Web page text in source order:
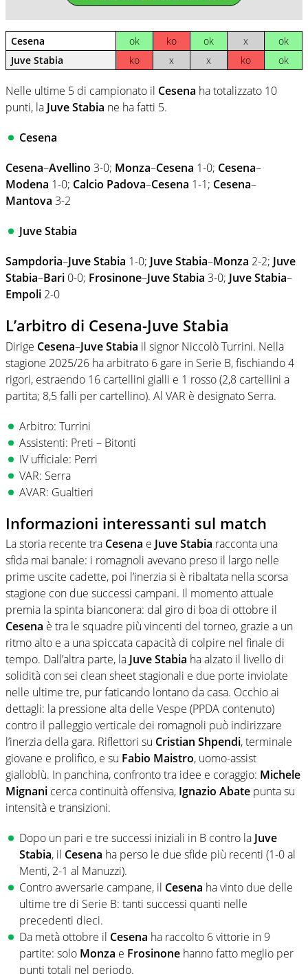
Cesena ok ko ok x
ok
Juve Stabia
ko x x ko ok
Nelle ultime 5 di campionato il Cesena ha totalizzato 10
punti, la Juve Stabia ne ha fatti 5.
Cesena
Cesena–Avellino 3-0; Monza–Cesena 1-0; Cesena–
Modena 1-0; Calcio Padova–Cesena 1-1; Cesena–
Mantova 3-2
Juve Stabia
Sampdoria–Juve Stabia 1-0; Juve Stabia–Monza 2-2; Juve
Stabia–Bari 0-0; Frosinone–Juve Stabia 3-0; Juve Stabia–
Empoli 2-0
L’arbitro di Cesena-Juve Stabia
Dirige Cesena–Juve Stabia il signor Niccolò Turrini. Nella
stagione 2025/26 ha arbitrato 6 gare in Serie B, fischiando 4
rigori, estraendo 16 cartellini gialli e 1 rosso (2,8 cartellini a
partita; 8,5 falli per cartellino). Al VAR è designato Serra.
Arbitro: Turrini
Assistenti: Preti – Bitonti
IV ufficiale: Perri
VAR: Serra
AVAR: Gualtieri
Informazioni interessanti sul match
La storia recente tra Cesena e Juve Stabia racconta una
sfida mai banale: i romagnoli avevano preso il largo nelle
prime uscite cadette, poi l’inerzia si è ribaltata nella scorsa
stagione con due successi campani. Il momento attuale
premia la spinta bianconera: dal giro di boa di ottobre il
Cesena è tra le squadre più vincenti del torneo, grazie a un
ritmo alto e a una spiccata capacità di colpire nel finale di
tempo. Dall’altra parte, la Juve Stabia ha alzato il livello di
solidità con sei clean sheet stagionali e due porte inviolate
nelle ultime tre, pur faticando lontano da casa. Occhio ai
dettagli: la pressione alta delle Vespe (PPDA contenuto)
contro il palleggio verticale dei romagnoli può indirizzare
l’inerzia della gara. Riflettori su Cristian Shpendi, terminale
giovane e prolifico, e su Fabio Maistro, uomo-assist
gialloblù. In panchina, confronto tra idee e coraggio: Michele
Mignani cerca continuità offensiva, Ignazio Abate punta su
intensità e transizioni.
Dopo un pari e tre successi iniziali in B contro la Juve
Stabia, il Cesena ha perso le due sfide più recenti (1-0 al
Menti, 2-1 al Manuzzi).
Contro avversarie campane, il Cesena ha vinto due delle
ultime tre di Serie B: tanti successi quanti nelle
precedenti dieci.
Da metà ottobre il Cesena ha raccolto 6 vittorie in 9
partite: solo Monza e Frosinone hanno fatto meglio per
punti totali nel periodo.